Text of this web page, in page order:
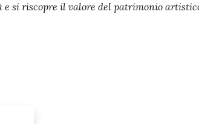
si riscopre il valore del patrimonio